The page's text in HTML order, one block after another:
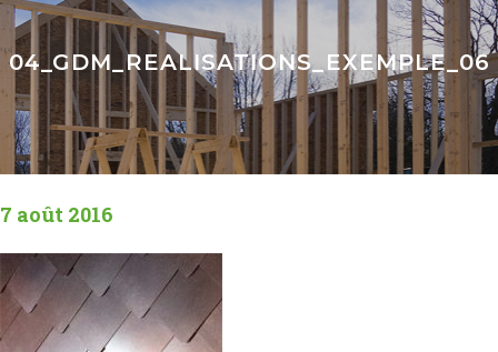
04_GDM_REALISATIONS_EXEMPLE_06
7 août 2016